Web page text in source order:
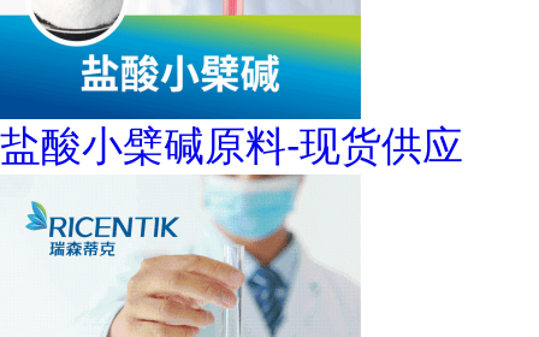
盐酸小檗碱原料-现货供应